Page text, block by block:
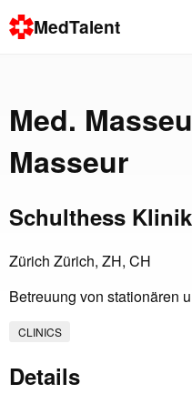
MedTalent
Med.
Masseur
Schulthess Klinik
Zürich Zürich, ZH, CH
Betreuung von stationären
CLINICS
Details